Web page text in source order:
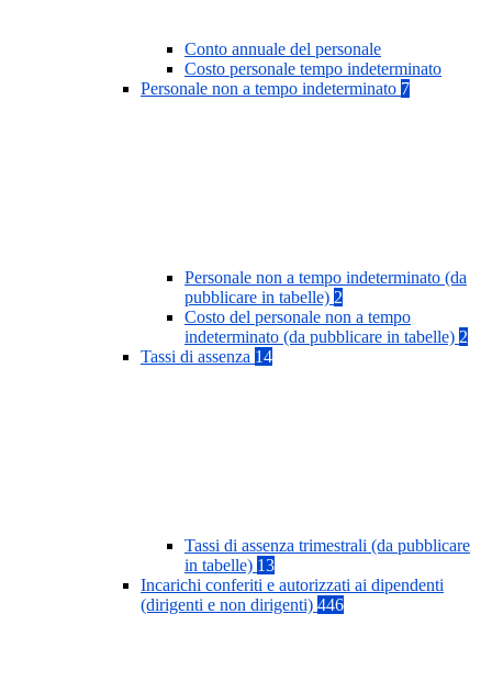
Conto annuale del personale
Costo personale tempo indeterminato
Personale non a tempo indeterminato 7
Personale non a tempo indeterminato (da
pubblicare in tabelle) 2
Costo del personale non a tempo
indeterminato (da pubblicare in tabelle) 2
Tassi di assenza 14
Tassi di assenza trimestrali (da pubblicare
in tabelle) 13
Incarichi conferiti e autorizzati ai dipendenti
(dirigenti e non dirigenti) 446